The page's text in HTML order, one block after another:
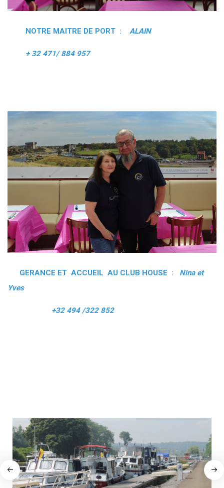
NOTRE MAITRE DE PORT : ALAIN
+ 32 471/ 884 957
GERANCE ET ACCUEIL AU CLUB HOUSE :
Nina et
Yves
+32 494 /322 852